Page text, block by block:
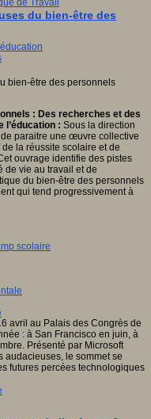
de Travail
scolaire
du bien-être des
: Des recherches et des
l’éducation : Sous la direction
paraitre une œuvre collective
la réussite scolaire et de
ouvrage identifie des pistes
de vie au travail et de
du bien-être des personnels
qui tend progressivement à
avril au Palais des Congrès de
: à San Francisco en juin, à
Présenté par Microsoft
audacieuses, le sommet se
futures percées technologiques